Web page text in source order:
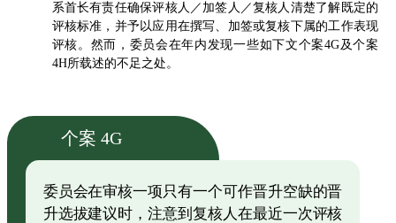
系首长有责任确保评核人／加签人／复核人清楚了解既定的
评核标准，并予以应用在撰写、加签或复核下属的工作表现
评核。然而，委员会在年内发现一些如下文个案4G及个案
4H所载述的不足之处。
个案 4G
委员会在审核一项只有一个可作晋升空缺的晋
升选拔建议时，注意到复核人在最近一次评核